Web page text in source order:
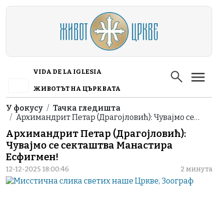
Skip to main content
VIDA DE LA IGLESIA
ЖИВОТЪТ НА ЦЪРКВАТА
Breadcrumb
У фокусу
Тачка гледишта
Архимандрит Петар (Драгојловић): Чувајмо се…
Архимандрит Петар (Драгојловић):
Чувајмо се секташтва Манастира
Есфигмен!
12-12-2025 18:00:46 2 минута